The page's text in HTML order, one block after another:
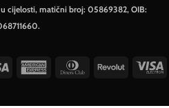
cijelosti, matični broj: 05869382, OIB:
Visa
American
Dinners Revolut